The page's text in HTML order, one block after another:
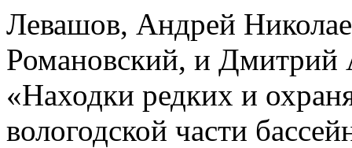
Левашов, Андрей
Романовский, и
«Находки редких и
вологодской части